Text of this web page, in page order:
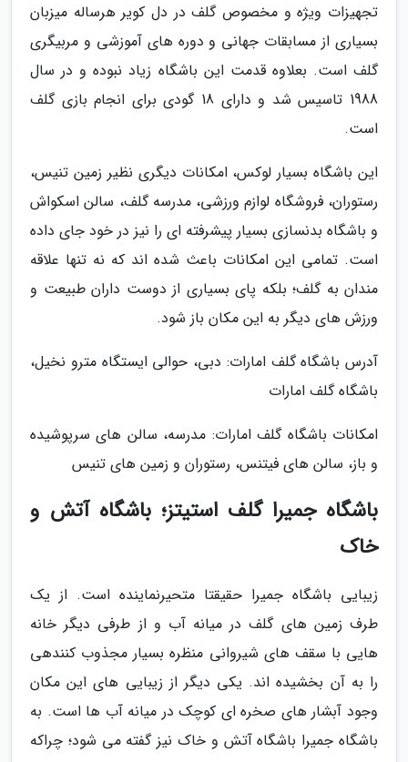
تجهیزات ویژه و مخصوص گلف در دل کویر هرساله میزبان
بسیاری از مسابقات جهانی و دوره های آموزشی و مربیگری
گلف است. بعلاوه قدمت این باشگاه زیاد نبوده و در سال
1988 تاسیس شد و دارای 18 گودی برای انجام بازی گلف
است.
این باشگاه بسیار لوکس، امکانات دیگری نظیر زمین تنیس،
رستوران، فروشگاه لوازم ورزشی، مدرسه گلف، سالن اسکواش
و باشگاه بدنسازی بسیار پیشرفته ای را نیز در خود جای داده
است. تمامی این امکانات باعث شده اند که نه تنها علاقه
مندان به گلف؛ بلکه پای بسیاری از دوست داران طبیعت و
ورزش های دیگر به این مکان باز شود.
آدرس باشگاه گلف امارات: دبی، حوالی ایستگاه مترو نخیل،
باشگاه گلف امارات
امکانات باشگاه گلف امارات: مدرسه، سالن های سرپوشیده
و باز، سالن های فیتنس، رستوران و زمین های تنیس
باشگاه جمیرا گلف استیتز؛ باشگاه آتش و
خاک
زیبایی باشگاه جمیرا حقیقتا متحیرنماینده است. از یک
طرف زمین های گلف در میانه آب و از طرفی دیگر خانه
هایی با سقف های شیروانی منظره بسیار مجذوب کنندهی
را به آن بخشیده اند. یکی دیگر از زیبایی های این مکان
وجود آبشار های صخره ای کوچک در میانه آب ها است. به
باشگاه جمیرا باشگاه آتش و خاک نیز گفته می شود؛ چراکه